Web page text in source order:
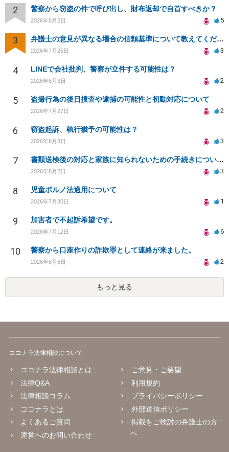
2 警察から窃盗の件で呼び出し、財布返却で自首すべきか？
2026年8月2日 5
3 弁護士の意見が異なる場合の信頼基準について教えてください
2026年7月25日 3
4 LINEで会社批判、警察が立件する可能性は？
2026年8月3日 2
5 盗撮行為の後日捜査や逮捕の可能性と初動対応について
2026年7月27日 2
6 窃盗起訴、執行猶予の可能性は？
2026年8月3日 3
7 書類送検後の対応と家族に知られないための手続きについて相談
2026年8月2日 3
8 児童ポルノ法適用について
2026年7月30日 1
9 加害者で不起訴希望です。
2026年7月12日 6
10 警察から口座作りの詐欺罪として連絡が来ました。
2026年8月6日 2
もっと見る
ココナラ法律相談について
ココナラ法律相談とは
法律Q&A
法律相談コラム
ココナラとは
よくあるご質問
運営へのお問い合わせ
ご意見・ご要望
利用規約
プライバシーポリシー
外部送信ポリシー
掲載をご検討の弁護士の方
へ